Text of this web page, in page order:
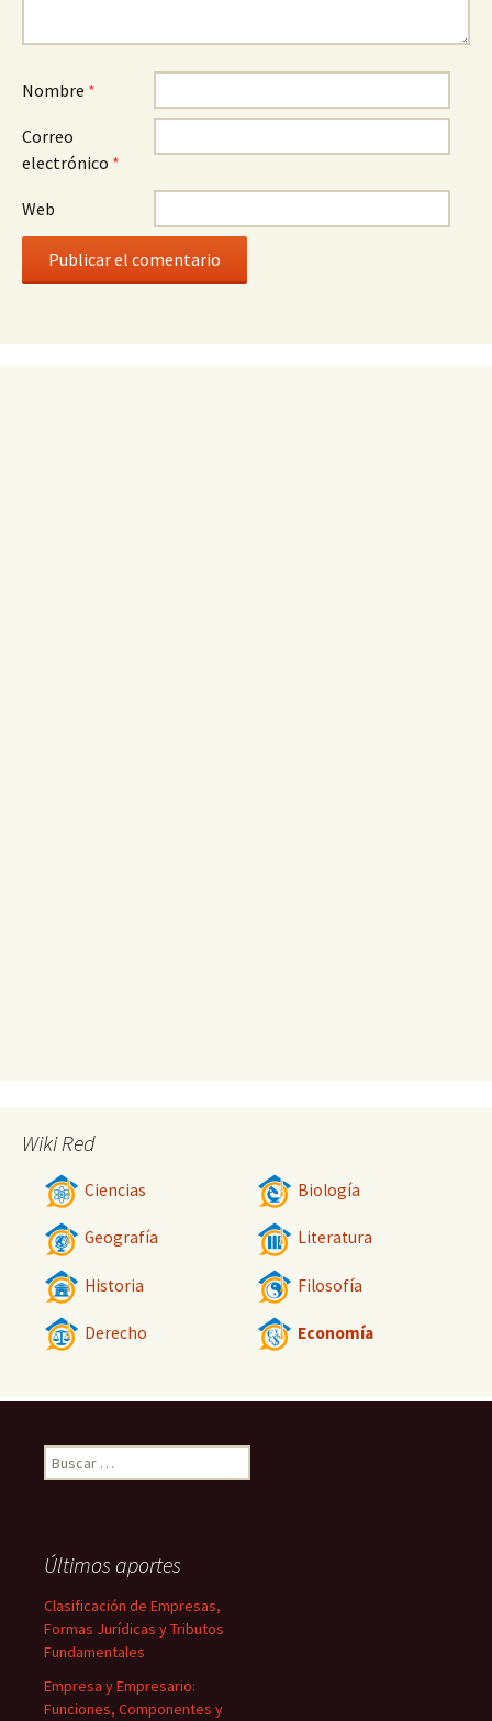
Nombre *
Correo
electrónico *
Web
Wiki Red
Ciencias Biología
Geografía Literatura
Historia Filosofía
Derecho Economía
Buscar:
Últimos aportes
Clasificación de Empresas,
Formas Jurídicas y Tributos
Fundamentales
Empresa y Empresario:
Funciones, Componentes y